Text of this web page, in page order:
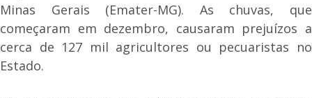
Minas Gerais (Emater-MG). As chuvas, que
começaram em dezembro, causaram prejuízos a
cerca de 127 mil agricultores ou pecuaristas no
Estado.